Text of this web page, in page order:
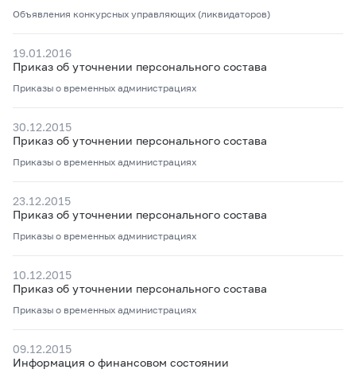
Объявления конкурсных управляющих (ликвидаторов)
19.01.2016
Приказ об уточнении персонального состава
Приказы о временных администрациях
30.12.2015
Приказ об уточнении персонального состава
Приказы о временных администрациях
23.12.2015
Приказ об уточнении персонального состава
Приказы о временных администрациях
10.12.2015
Приказ об уточнении персонального состава
Приказы о временных администрациях
09.12.2015
Информация о финансовом состоянии